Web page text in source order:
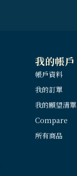
我的帳戶
帳戶資料
我的訂單
我的願望清單
Compare
所有商品